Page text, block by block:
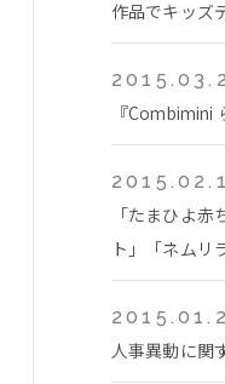
作品でキッズ
『Combimini
「たまひよ
ト」「ネムリ
人事異動に関